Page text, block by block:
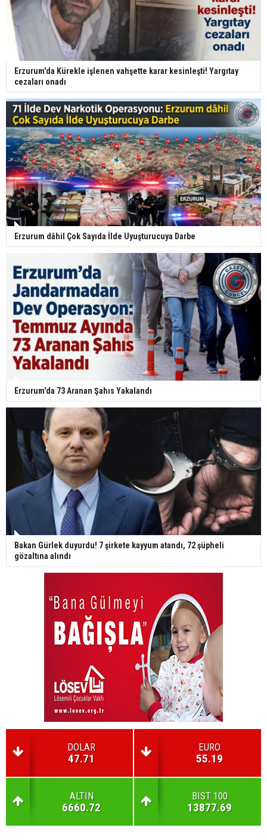
Erzurum'da Kürekle işlenen vahşette karar kesinleşti! Yargıtay
cezaları onadı
Erzurum dâhil Çok Sayıda İlde Uyuşturucuya Darbe
Erzurum'da 73 Aranan Şahıs Yakalandı
Bakan Gürlek duyurdu! 7 şirkete kayyum atandı, 72 şüpheli
gözaltına alındı
DOLAR
47.71
EURO
55.19
ALTIN
6660.72
BIST 100
13877.69